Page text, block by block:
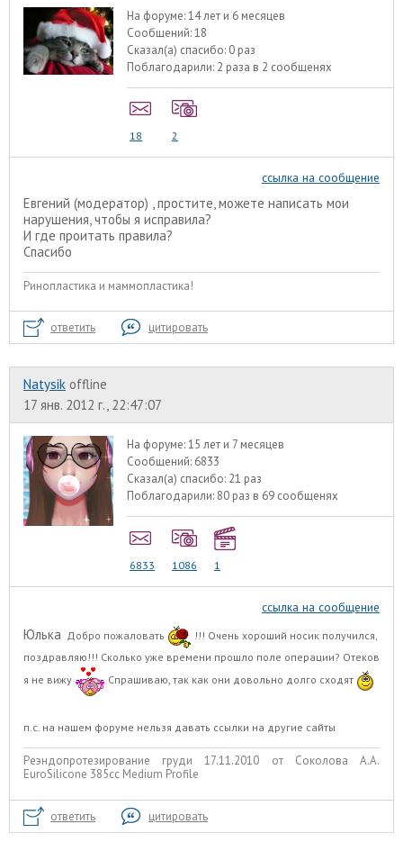
На форуме:14 лет и 6 месяцев
Сообщений:18
Сказал(а) спасибо: 0 раз
Поблагодарили: 2 раза в 2 сообщенях
18 2
ссылка на сообщение
Евгений (модератор) , простите, можете написать мои
нарушения, чтобы я исправила?
И где проитать правила?
Спасибо
Ринопластика и маммопластика!
ответить цитировать
Natysik offline
17 янв. 2012 г., 22:47:07
На форуме:15 лет и 7 месяцев
Сообщений: 6833
Сказал(а) спасибо: 21 раз
Поблагодарили: 80 раз в 69 сообщенях
6833 1086 1
ссылка на сообщение
Юлька Добро пожаловать
!!! Очень хороший носик получился,
поздравляю!!! Сколько уже времени прошло поле операции? Отеков
я не вижу
Спрашиваю, так как они довольно долго сходят
п.с. на нашем форуме нельзя давать ссылки на другие сайты
Реэндопротезирование груди 17.11.2010 от Соколова А.А.
EuroSilicone 385сс Medium Profile
ответить цитировать